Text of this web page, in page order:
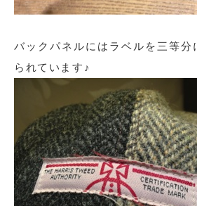
バックパネルにはラベルを三等分
られています♪